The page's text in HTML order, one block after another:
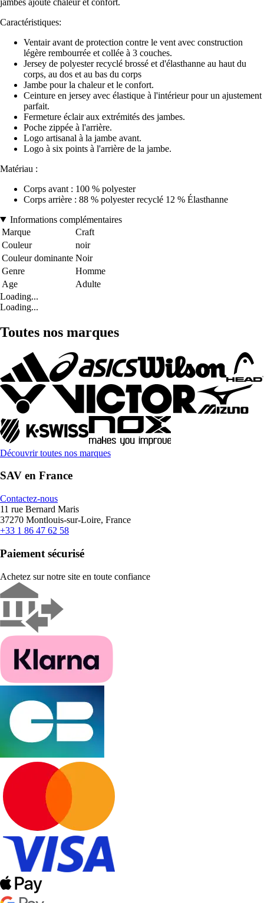
Caractéristiques:
Ventair avant de protection contre le vent avec construction
légère rembourrée et collée à 3 couches.
Jersey de polyester recyclé brossé et d'élasthanne au haut du
corps, au dos et au bas du corps
Jambe pour la chaleur et le confort.
Ceinture en jersey avec élastique à l'intérieur pour un ajustement
parfait.
Fermeture éclair aux extrémités des jambes.
Poche zippée à l'arrière.
Logo artisanal à la jambe avant.
Logo à six points à l'arrière de la jambe.
Matériau :
Corps avant : 100 % polyester
Corps arrière : 88 % polyester recyclé 12 % Élasthanne
Informations complémentaires
Marque
Craft
Couleur
noir
Couleur dominante Noir
Genre
Homme
Age
Adulte
Loading...
Loading...
Toutes nos marques
Découvrir toutes nos marques
SAV en France
Contactez-nous
11 rue Bernard Maris
37270 Montlouis-sur-Loire, France
+33 1 86 47 62 58
Paiement sécurisé
Achetez sur notre site en toute confiance